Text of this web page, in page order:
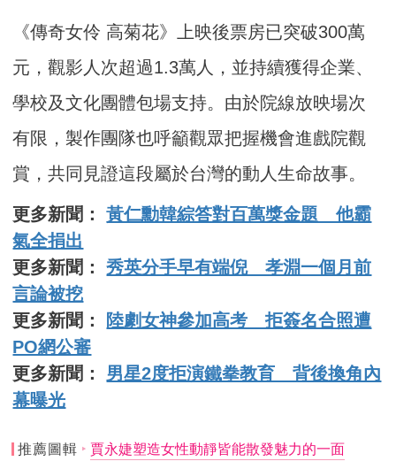
《傳奇女伶 高菊花》上映後票房已突破300萬
元，觀影人次超過1.3萬人，並持續獲得企業、
學校及文化團體包場支持。由於院線放映場次
有限，製作團隊也呼籲觀眾把握機會進戲院觀
賞，共同見證這段屬於台灣的動人生命故事。
更多新聞：黃仁勳韓綜答對百萬獎金題 他霸
氣全捐出
更多新聞：秀英分手早有端倪 孝淵一個月前
言論被挖
更多新聞：
陸劇女神參加高考 拒簽名合照遭
PO網公審
更多新聞： 男星2度拒演鐵拳教育 背後換角內
幕曝光
推薦圖輯 賈永婕塑造女性動靜皆能散發魅力的一面